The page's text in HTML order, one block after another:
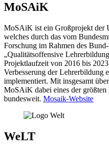
MoSAiK
MoSAiK ist ein Großprojekt der
welches durch das vom
Forschung im Rahmen des
„Qualitätsoffensive
Projektlaufzeit von 2016 bis
Verbesserung der Lehrerbildung
implementiert. Mit insgesamt
MoSAiK dabei eines der
bundesweit. Mosaik-Website
WeLT